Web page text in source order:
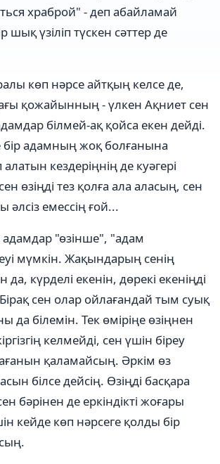
храброй" - деп абайламай
шық үзіліп түскен сəттер де
көп нəрсе айтқың келсе де,
қожайынның - үлкен Ақниет сен
білмей-ақ қойса екен дейді.
бір адамның жоқ болғанына
кездеріңнің де куəгері
өзіңді тез қолға ала аласың, сен
əлсіз емессің ғой...
адамдар "өзінше", "адам
мүмкін. Жақындарың сенің
да, күрделі екенін, дөрекі екеніңді
сен олар ойлағандай тым суық
да білемін. Тек өміріңе өзіңнен
келмейді, сен үшін біреу
қаламайсың. Əркім өз
білсе дейсің. Өзіңді басқара
бəрінен де еркіндікті жоғары
кейде көп нəрсеге қолды бір